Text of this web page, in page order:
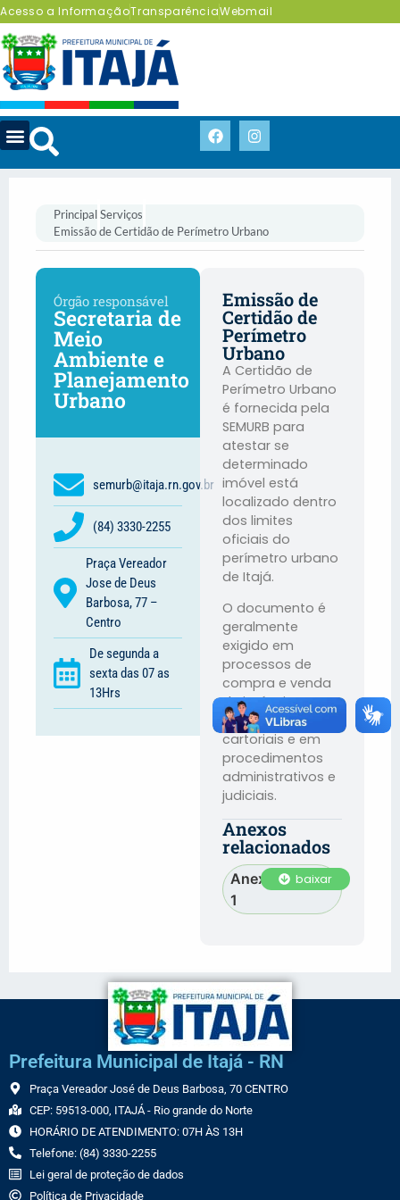
Acesso a InformaçãoTransparênciaWebmail
PrincipalServiços
Emissão de Certidão de Perímetro Urbano
Órgão responsável
Secretaria de
Meio
Ambiente e
Planejamento
Urbano
semurb@itaja.rn.gov.br
(84) 3330-2255
Praça Vereador
Jose de Deus
Barbosa, 77 –
Centro
De segunda a
sexta das 07 as
13Hrs
Emissão de
Certidão de
Perímetro
Urbano
A Certidão de
Perímetro Urbano
é fornecida pela
SEMURB para
atestar se
determinado
imóvel está
localizado dentro
dos limites
oficiais do
perímetro urbano
de Itajá.
O documento é
geralmente
exigido em
processos de
compra e venda
de imóveis,
registros
cartoriais e em
procedimentos
administrativos e
judiciais.
Anexos
relacionados
Anexo
1
baixar
Prefeitura Municipal de Itajá - RN
Praça Vereador José de Deus Barbosa, 70 CENTRO
CEP: 59513-000, ITAJÁ - Rio grande do Norte
HORÁRIO DE ATENDIMENTO: 07H ÀS 13H
Telefone: (84) 3330-2255
Lei geral de proteção de dados
Política de Privacidade